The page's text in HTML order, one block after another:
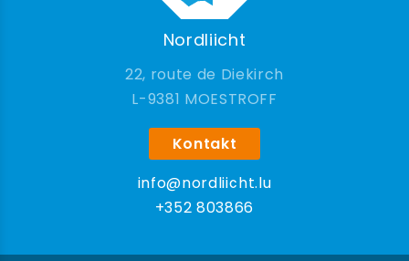
Nordliicht
22, route de Diekirch
9381 MOESTROFF
Kontakt
info@nordliicht.lu
+352 803866